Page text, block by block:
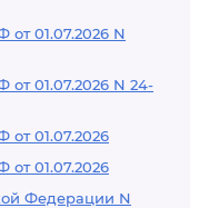
01.07.2026 N
01.07.2026 N 24-
01.07.2026
01.07.2026
Федерации N